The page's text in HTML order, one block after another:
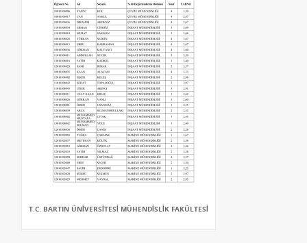
T.C. BARTIN ÜNİVERSİTESİ MÜHENDİSLİK FAKÜLTESİ